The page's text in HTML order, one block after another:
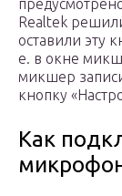
Realtek
оставили эту
е. в окне
микшер
кнопку
Как